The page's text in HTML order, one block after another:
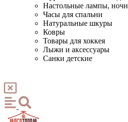
Настольные лампы,
Часы для спальни
Натуральные шкуры
Ковры
Товары для хоккея
Лыжи и аксессуары
Санки детские